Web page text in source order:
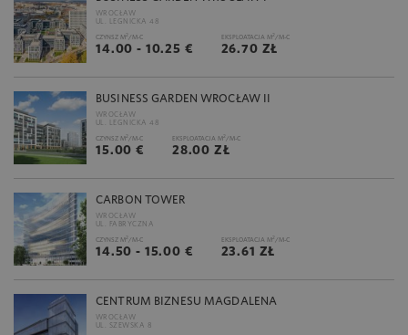
WROCŁAW
UL. LEGNICKA 48
CZYNSZ M2 /M-C
14.00 - 10.25 €
EKSPLOATACJA M2 /M-C
26.70 ZŁ
BUSINESS GARDEN WROCŁAW II
WROCŁAW
UL. LEGNICKA 48
CZYNSZ M2 /M-C
15.00 €
EKSPLOATACJA M2 /M-C
28.00 ZŁ
CARBON TOWER
WROCŁAW
UL. FABRYCZNA
CZYNSZ M2 /M-C
14.50 - 15.00 €
EKSPLOATACJA M2 /M-C
23.61 ZŁ
CENTRUM BIZNESU MAGDALENA
WROCŁAW
UL. SZEWSKA 8